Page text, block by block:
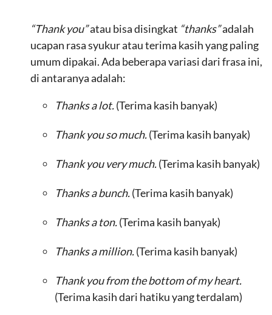
“Thank you”atau bisa disingkat “thanks”adalah
ucapan rasa syukur atau terima kasih yang paling
umum dipakai. Ada beberapa variasi dari frasa ini,
di antaranya adalah:
Thanks a lot.(Terima kasih banyak)
Thank you so much.(Terima kasih banyak)
Thank you very much.(Terima kasih banyak)
Thanks a bunch.(Terima kasih banyak)
Thanks a ton.(Terima kasih banyak)
Thanks a million.(Terima kasih banyak)
Thank you from the bottom of my heart.
(Terima kasih dari hatiku yang terdalam)